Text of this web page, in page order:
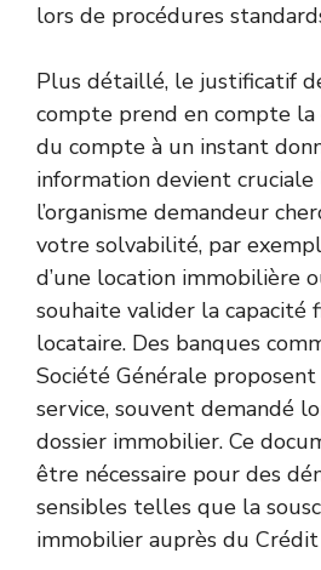
lors de procédures
Plus détaillé, le justificatif
compte prend en compte
du compte à un instant
information devient
l’organisme demandeur
votre solvabilité, par
d’une location immobilière
souhaite valider la capacité
locataire. Des banques
Société Générale
service, souvent demandé
dossier immobilier. Ce
être nécessaire pour des
sensibles telles que la
immobilier auprès du